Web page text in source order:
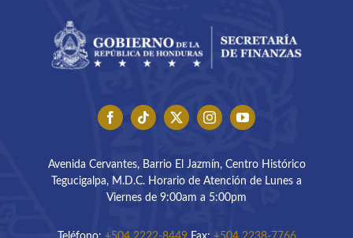
Avenida Cervantes, Barrio El Jazmín, Centro Histórico
Tegucigalpa, M.D.C. Horario de Atención de Lunes a
Viernes de 9:00am a 5:00pm